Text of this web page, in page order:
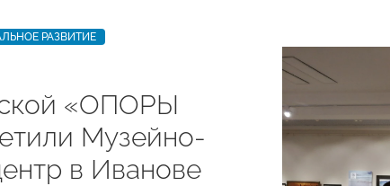
РАЗВИТИЕ
«ОПОРЫ
Музейно-
в Иванове